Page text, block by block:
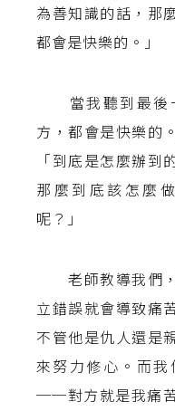
為善知識的話，那
都會是快樂的。」
當我聽到最後
方，都會是快樂的
「到底是怎麼辦到
那麼到底該怎麼
呢？」
老師教導我們，
立錯誤就會導致痛
不管他是仇人還是
來努力修心。而
──對方就是我痛